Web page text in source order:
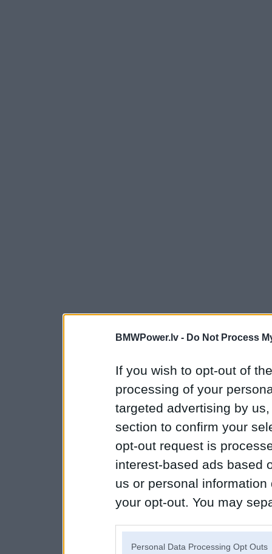
BMWPower.lv - Do Not Process
If you wish to opt-out of
processing of your
targeted advertising by
section to confirm your
opt-out request is
interest-based ads based
us or personal
your opt-out. You may
Personal Data Processing Opt Outs